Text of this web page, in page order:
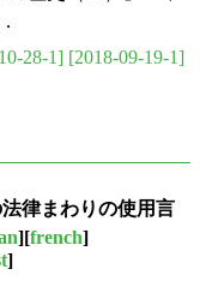
28-1] [2018-09-19-1]
律まわりの使用言
][french]
]